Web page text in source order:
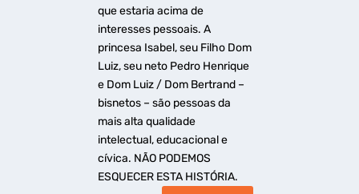
que estaria acima de
interesses pessoais. A
princesa Isabel, seu Filho Dom
Luiz, seu neto Pedro Henrique
e Dom Luiz / Dom Bertrand –
bisnetos – são pessoas da
mais alta qualidade
intelectual, educacional e
cívica. NÃO PODEMOS
ESQUECER ESTA HISTÓRIA.